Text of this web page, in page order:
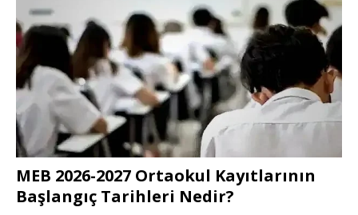
MEB 2026-2027 Ortaokul Kayıtlarının
Başlangıç Tarihleri Nedir?